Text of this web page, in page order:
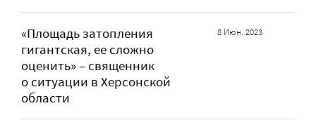
«Площадь затопления
гигантская, ее сложно
оценить» – священник
о ситуации в Херсонской
области
8 Июн. 2023